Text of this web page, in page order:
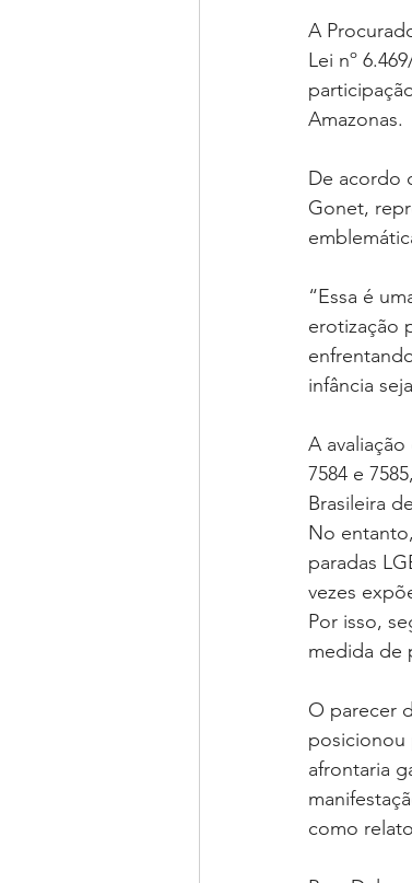
A
Lei nº
Amazonas.
De acordo
Gonet,
“Essa é
erotização
infância
A
7584 e
Brasileira
No
paradas
vezes
Por isso,
medida de
O parecer
posicionou
afrontaria
como